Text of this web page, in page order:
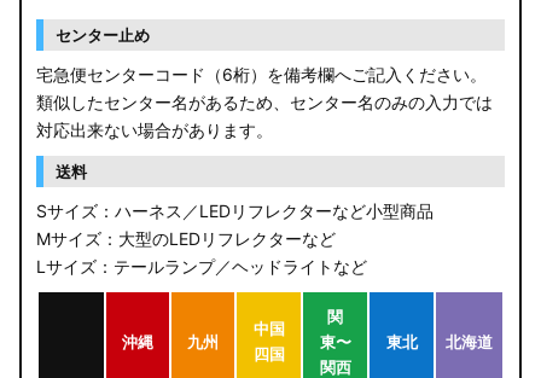
センター止め
宅急便センターコード（6桁）を備考欄へご記入ください。
類似したセンター名があるため、センター名のみの入力では
対応出来ない場合があります。
送料
Sサイズ：ハーネス／LEDリフレクターなど小型商品
Mサイズ：大型のLEDリフレクターなど
Lサイズ：テールランプ／ヘッドライトなど
沖縄 九州
中国
四国
関
東〜
関西
東北 北海道